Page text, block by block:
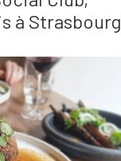
à Strasbourg